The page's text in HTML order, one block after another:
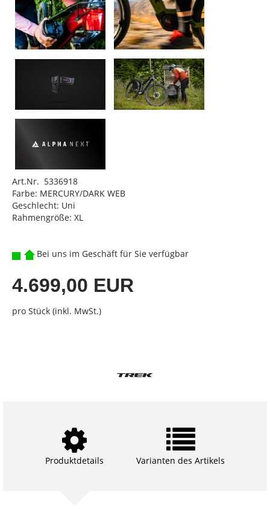
Art.Nr. 5336918
Farbe: MERCURY/DARK WEB
Geschlecht: Uni
Rahmengröße: XL
Bei uns im Geschäft für Sie verfügbar
4.699,00 EUR
pro Stück (inkl. MwSt.)
Produktdetails Varianten des Artikels